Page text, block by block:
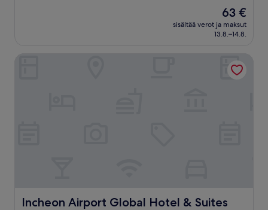
Hinta
on
63 €
63 €
sisältää verot ja maksut
13.8.–14.8.
Incheon Airport Global Hotel & Suites
Incheon Airport Global Hotel & Suites